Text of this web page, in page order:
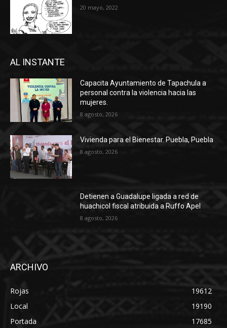
20 mayo, 2022
AL INSTANTE
Capacita Ayuntamiento de Tapachula a
personal contra la violencia hacia las
mujeres.
8 agosto, 2026
Vivienda para el Bienestar. Puebla, Puebla
8 agosto, 2026
Detienen a Guadalupe ligada a red de
huachicol fiscal atribuida a Ruffo Apel
8 agosto, 2026
ARCHIVO
Rojas
19612
Local
19190
Portada
17685